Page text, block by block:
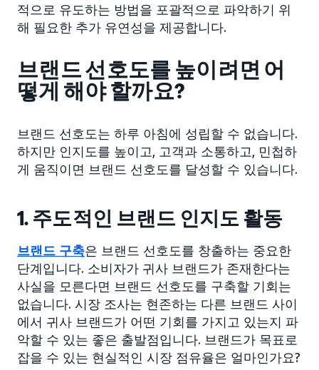
적으로 유도하는 방법을 포괄적으로 파악하기 위
해 필요한 추가 유연성을 제공합니다.
브랜드 선호도를 높이려면 어
떻게 해야 할까요?
브랜드 선호도는 하루 아침에 성립할 수 없습니다.
하지만 인지도를 높이고, 고객과 소통하고, 민첩하
게 움직이면 브랜드 선호도를 달성할 수 있습니다.
1. 주도적인 브랜드 인지도 활동
브랜드 구축은 브랜드 선호도를 창출하는 중요한
단계입니다. 소비자가 귀사 브랜드가 존재한다는
사실을 모른다면 브랜드 선호도를 구축할 기회는
없습니다. 시장 조사는 현존하는 다른 브랜드 사이
에서 귀사 브랜드가 어떤 기회를 가지고 있는지 파
악할 수 있는 좋은 출발점입니다. 브랜드가 목표로
잡을 수 있는 현실적인 시장 점유율은 얼마인가요?